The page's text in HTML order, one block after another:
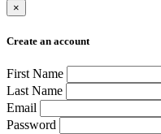
×
Create an account
First Name
Last Name
Email
Password